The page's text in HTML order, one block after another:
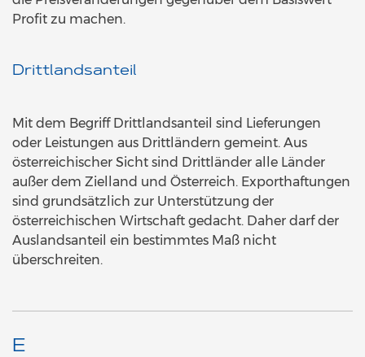
Profit zu machen.
Drittlandsanteil
Mit dem Begriff Drittlandsanteil sind Lieferungen
oder Leistungen aus Drittländern gemeint. Aus
österreichischer Sicht sind Drittländer alle Länder
außer dem Zielland und Österreich. Exporthaftungen
sind grundsätzlich zur Unterstützung der
österreichischen Wirtschaft gedacht. Daher darf der
Auslandsanteil ein bestimmtes Maß nicht
überschreiten.
E